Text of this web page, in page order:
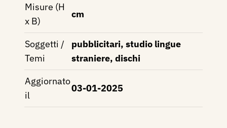
Misure (H
x B)
cm
Soggetti /
Temi
pubblicitari, studio lingue
straniere, dischi
Aggiornato
il
03-01-2025